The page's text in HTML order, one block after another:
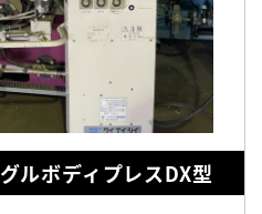
ルボディプレスDX型